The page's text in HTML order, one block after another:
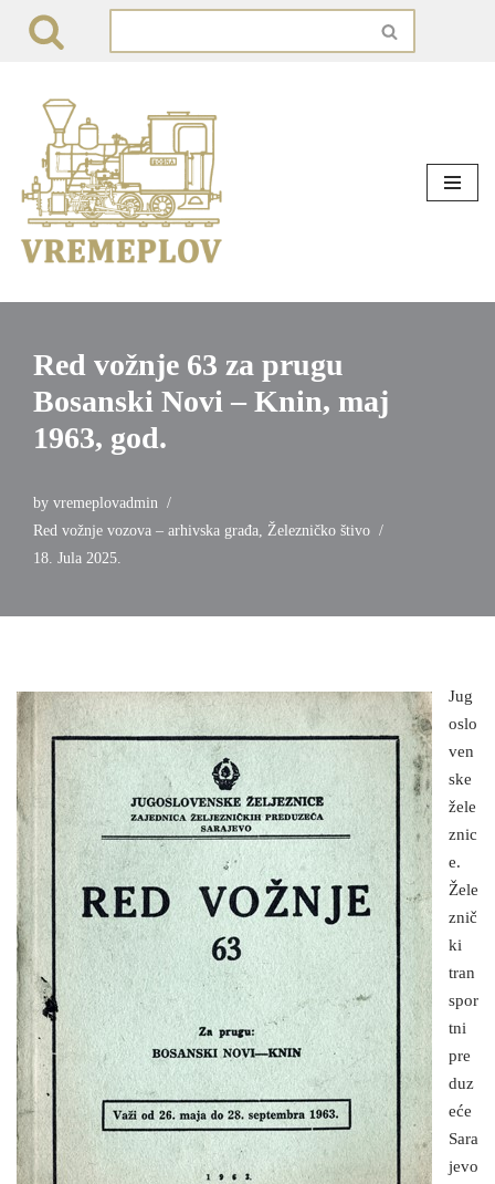
content
Red vožnje 63 za prugu
Bosanski Novi – Knin, maj
1963, god.
by vremeplovadmin
Red vožnje vozova – arhivska građa Železničko štivo
18. Jula 2025.
Jug
oslo
ven
ske
žele
znic
e.
Žele
znič
ki
tran
spor
tni
pre
duz
eće
Sara
jevo